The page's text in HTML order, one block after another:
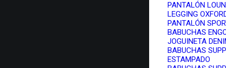
PANTALÓN
LEGGING
PANTALÓN
BABUCHAS
JOGUINETA
BABUCHAS
ESTAMPADO